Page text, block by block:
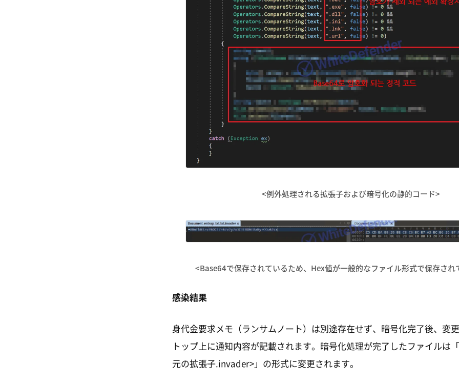
<例外処理される拡張子および暗号化の静的コード>
<Base64で保存されているため、Hex値が一般的なファイル形式で保存され
感染結果
身代金要求メモ（ランサムノート）は別途存在せず、暗号化完了後、変
トップ上に通知内容が記載されます。暗号化処理が完了したファイルは
元の拡張子.invader>」の形式に変更されます。